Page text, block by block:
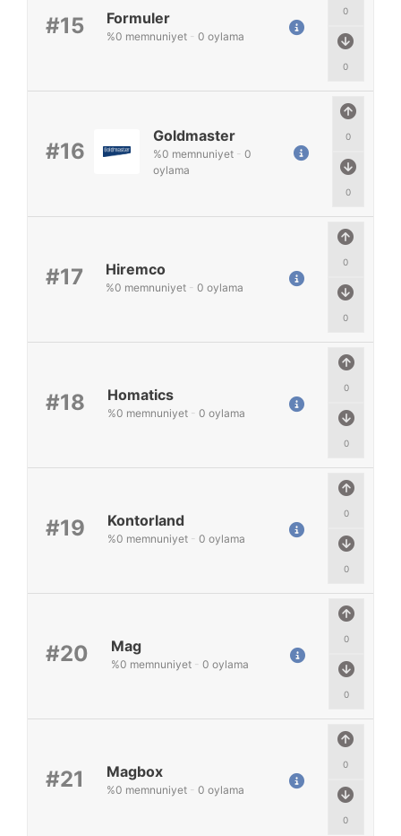
#15
0
0
Formuler
%0 memnuniyet - 0 oylama
#16
0
0
Goldmaster
%0 memnuniyet - 0
oylama
#17
0
0
Hiremco
%0 memnuniyet - 0 oylama
#18
0
0
Homatics
%0 memnuniyet - 0 oylama
#19
0
0
Kontorland
%0 memnuniyet - 0 oylama
#20
0
0
Mag
%0 memnuniyet - 0 oylama
#21
0
0
Magbox
%0 memnuniyet - 0 oylama